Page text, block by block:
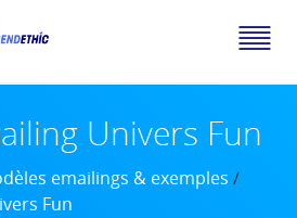
Univers Fun
emailings & exemples /
Fun